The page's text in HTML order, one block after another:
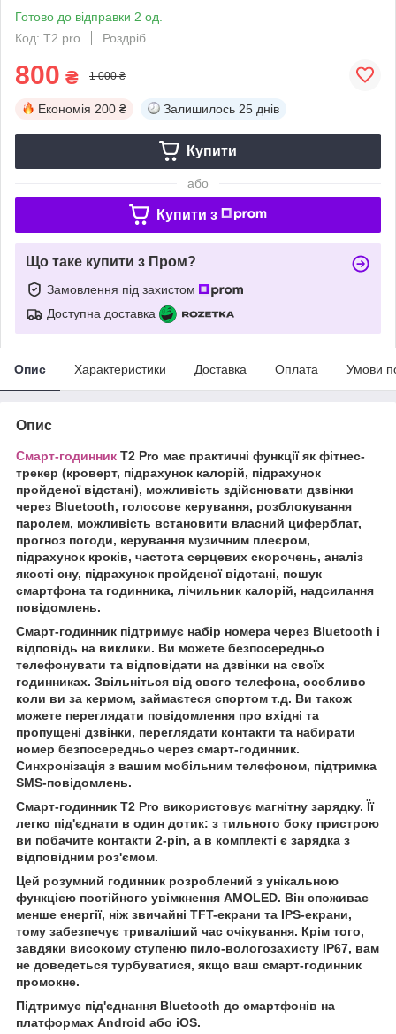
Готово до відправки 2 од.
Код: T2 pro
Роздріб
800 ₴ 1 000 ₴
Економія 200 ₴ Залишилось 25 днів
Купити
або
Купити з
Що таке купити з Пром?
Замовлення під захистом
Доступна доставка
Опис Характеристики Доставка Оплата Умови
Опис
Смарт-годинник T2 Pro має практичні функції як фітнес-
трекер (кроверт, підрахунок калорій, підрахунок
пройденої відстані), можливість здійснювати дзвінки
через Bluetooth, голосове керування, розблокування
паролем, можливість встановити власний циферблат,
прогноз погоди, керування музичним плеєром,
підрахунок кроків, частота серцевих скорочень, аналіз
якості сну, підрахунок пройденої відстані, пошук
смартфона та годинника, лічильник калорій, надсилання
повідомлень.
Смарт-годинник підтримує набір номера через Bluetooth і
відповідь на виклики. Ви можете безпосередньо
телефонувати та відповідати на дзвінки на своїх
годинниках. Звільніться від свого телефона, особливо
коли ви за кермом, займаєтеся спортом т.д. Ви також
можете переглядати повідомлення про вхідні та
пропущені дзвінки, переглядати контакти та набирати
номер безпосередньо через смарт-годинник.
Синхронізація з вашим мобільним телефоном, підтримка
SMS-повідомлень.
Смарт-годинник T2 Pro використовує магнітну зарядку. Її
легко під'єднати в один дотик: з тильного боку пристрою
ви побачите контакти 2-pin, а в комплекті є зарядка з
відповідним роз'ємом.
Цей розумний годинник розроблений з унікальною
функцією постійного увімкнення AMOLED. Він споживає
менше енергії, ніж звичайні TFT-екрани та IPS-екрани,
тому забезпечує триваліший час очікування. Крім того,
завдяки високому ступеню пило-вологозахисту IP67, вам
не доведеться турбуватися, якщо ваш смарт-годинник
промокне.
Підтримує під'єднання Bluetooth до смартфонів на
платформах Android або iOS.